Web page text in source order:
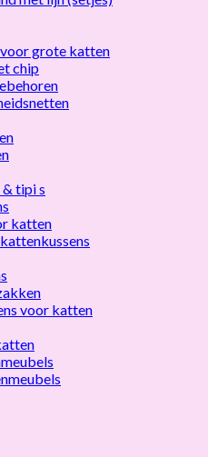
grote katten
chip
tipi s
katten
voor katten